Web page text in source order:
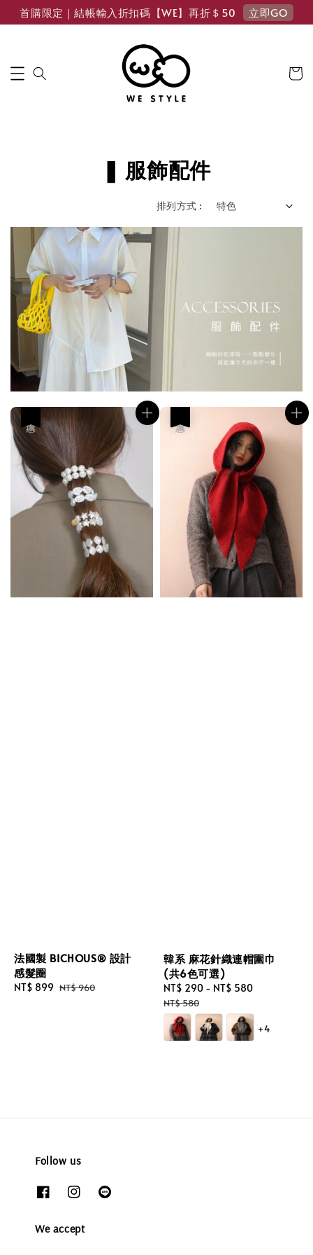
首購限定｜結帳輸入折扣碼【WE】再折＄50 立即GO
❚ 服飾配件
排列方式 :
法國製 BICHOUS® 設計
感髮圈
Sale
NT$ 899 Regular
NT$ 960
韓系 麻花針織連帽圍巾
(共6色可選)
Sale
price
NT$ 290 - NT$ 580
NT$ 580
+4
Follow us
We accept